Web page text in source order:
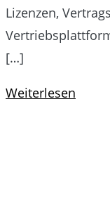
Lizenzen,
[…]
Weiterlesen